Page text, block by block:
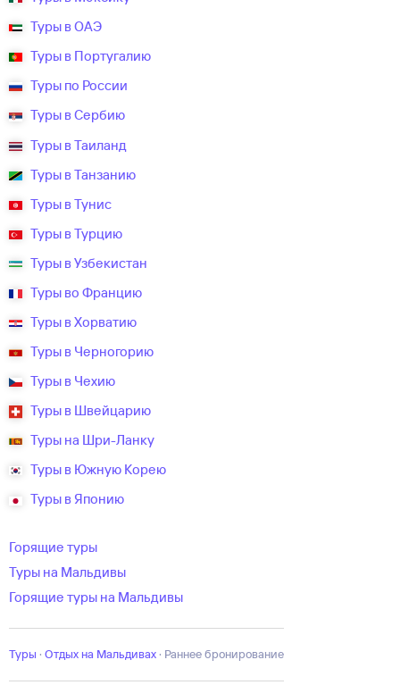
Туры в ОАЭ
Туры в Португалию
Туры по России
Туры в Сербию
Туры в Таиланд
Туры в Танзанию
Туры в Тунис
Туры в Турцию
Туры в Узбекистан
Туры во Францию
Туры в Хорватию
Туры в Черногорию
Туры в Чехию
Туры в Швейцарию
Туры на Шри-Ланку
Туры в Южную Корею
Туры в Японию
Горящие туры
Туры на Мальдивы
Горящие туры на Мальдивы
Туры · Отдых на Мальдивах · Раннее бронирование